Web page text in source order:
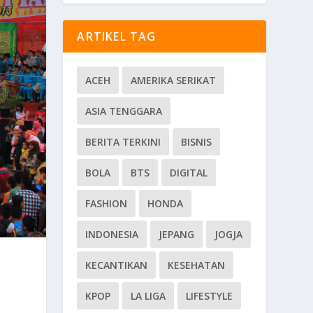
ARTIKEL TAG
ACEH AMERIKA SERIKAT
ASIA TENGGARA
BERITA TERKINI BISNIS
BOLA BTS DIGITAL
FASHION HONDA
INDONESIA JEPANG JOGJA
KECANTIKAN KESEHATAN
KPOP LA LIGA LIFESTYLE